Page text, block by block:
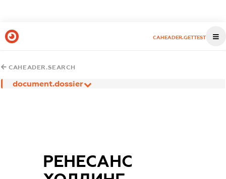
CAHEADER.GETTEST
CAHEADER.SEARCH
document.dossier
РЕНЕСАНС